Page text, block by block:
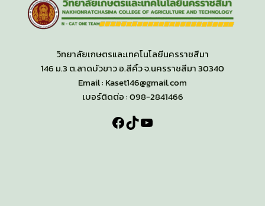
วิทยาลัยเกษตรและเทคโนโลยีนครราชสีมา
146 ม.3 ต.ลาดบัวขาว อ.สีคิ้ว จ.นครราชสีมา 30340
Email : Kaset146@gmail.com
เบอร์ติดต่อ : 098-2841466